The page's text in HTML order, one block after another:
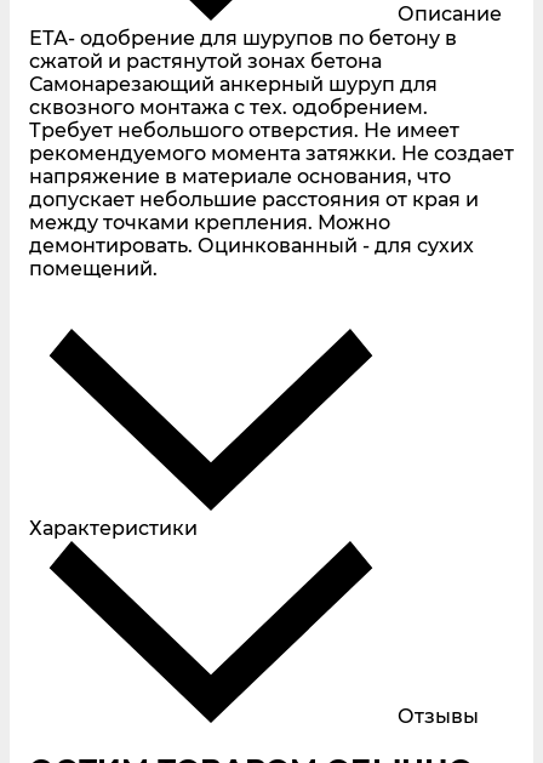
Описание
ЕТА- одобрение для шурупов по бетону в
сжатой и растянутой зонах бетона
Самонарезающий анкерный шуруп для
сквозного монтажа с тех. одобрением.
Требует небольшого отверстия. Не имеет
рекомендуемого момента затяжки. Не создает
напряжение в материале основания, что
допускает небольшие расстояния от края и
между точками крепления. Можно
демонтировать. Оцинкованный - для сухих
помещений.
Характеристики
Отзывы